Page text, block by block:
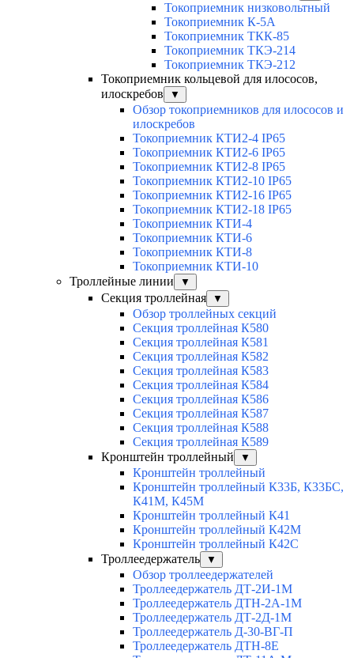
Токоприемник низковольтный
Токоприемник К-5А
Токоприемник ТКК-85
Токоприемник ТКЭ-214
Токоприемник ТКЭ-212
Токоприемник кольцевой для илососов,
илоскребов
▼
Обзор токоприемников для илососов и
илоскребов
Токоприемник КТИ2-4 IP65
Токоприемник КТИ2-6 IP65
Токоприемник КТИ2-8 IP65
Токоприемник КТИ2-10 IP65
Токоприемник КТИ2-16 IP65
Токоприемник КТИ2-18 IP65
Токоприемник КТИ-4
Токоприемник КТИ-6
Токоприемник КТИ-8
Токоприемник КТИ-10
Троллейные линии
▼
Секция троллейная ▼
Обзор троллейных секций
Секция троллейная К580
Секция троллейная К581
Секция троллейная К582
Секция троллейная К583
Секция троллейная К584
Секция троллейная К586
Секция троллейная К587
Секция троллейная К588
Секция троллейная К589
Кронштейн троллейный
▼
Кронштейн троллейный
Кронштейн троллейный К33Б, К33БС,
К41М, К45М
Кронштейн троллейный К41
Кронштейн троллейный К42М
Кронштейн троллейный К42С
Троллеедержатель
▼
Обзор троллеедержателей
Троллеедержатель ДТ-2И-1М
Троллеедержатель ДТН-2А-1М
Троллеедержатель ДТ-2Д-1М
Троллеедержатель Д-30-ВГ-П
Троллеедержатель ДТН-8Е